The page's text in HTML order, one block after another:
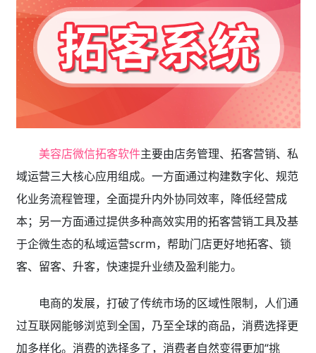
美容店微信拓客软件主要由店务管理、拓客营销、私
域运营三大核心应用组成。一方面通过构建数字化、规范
化业务流程管理，全面提升内外协同效率，降低经营成
本；另一方面通过提供多种高效实用的拓客营销工具及基
于企微生态的私域运营scrm，帮助门店更好地拓客、锁
客、留客、升客，快速提升业绩及盈利能力。
电商的发展，打破了传统市场的区域性限制，人们通
过互联网能够浏览到全国，乃至全球的商品，消费选择更
加多样化。消费的选择多了，消费者自然变得更加“挑